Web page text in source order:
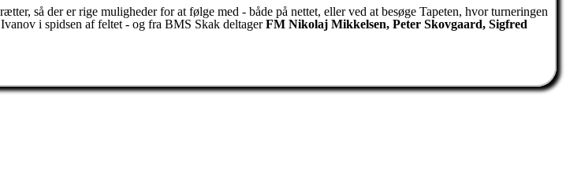
så der er rige muligheder for at følge med - både på nettet, eller ved at besøge Tapeten, hvor turneringen
i spidsen af feltet - og fra BMS Skak deltagerFM Nikolaj Mikkelsen, Peter Skovgaard, Sigfred